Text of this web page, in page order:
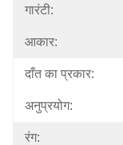
गारंटी:
आकार:
दाँत का प्रकार:
अनुप्रयोग:
रंग: